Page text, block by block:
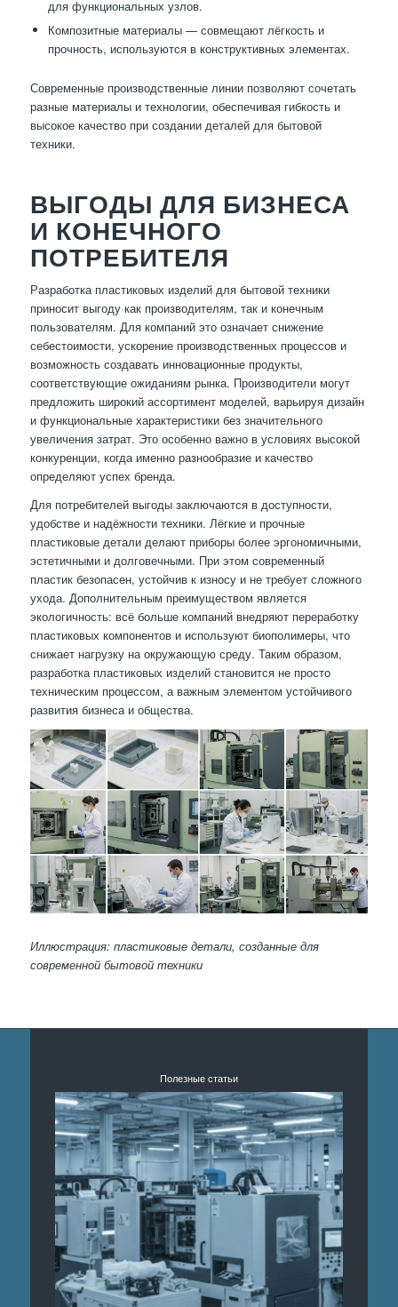
для функциональных узлов.
Композитные материалы — совмещают лёгкость и
прочность, используются в конструктивных элементах.
Современные производственные линии позволяют сочетать
разные материалы и технологии, обеспечивая гибкость и
высокое качество при создании деталей для бытовой
техники.
ВЫГОДЫ ДЛЯ БИЗНЕСА
И КОНЕЧНОГО
ПОТРЕБИТЕЛЯ
Разработка пластиковых изделий для бытовой техники
приносит выгоду как производителям, так и конечным
пользователям. Для компаний это означает снижение
себестоимости, ускорение производственных процессов и
возможность создавать инновационные продукты,
соответствующие ожиданиям рынка. Производители могут
предложить широкий ассортимент моделей, варьируя дизайн
и функциональные характеристики без значительного
увеличения затрат. Это особенно важно в условиях высокой
конкуренции, когда именно разнообразие и качество
определяют успех бренда.
Для потребителей выгоды заключаются в доступности,
удобстве и надёжности техники. Лёгкие и прочные
пластиковые детали делают приборы более эргономичными,
эстетичными и долговечными. При этом современный
пластик безопасен, устойчив к износу и не требует сложного
ухода. Дополнительным преимуществом является
экологичность: всё больше компаний внедряют переработку
пластиковых компонентов и используют биополимеры, что
снижает нагрузку на окружающую среду. Таким образом,
разработка пластиковых изделий становится не просто
техническим процессом, а важным элементом устойчивого
развития бизнеса и общества.
Иллюстрация: пластиковые детали, созданные для
современной бытовой техники
Полезные статьи